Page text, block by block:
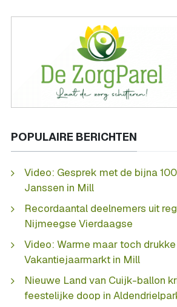
POPULAIRE BERICHTEN
Video: Gesprek met de bijna
Janssen in Mill
Recordaantal deelnemers uit
Nijmeegse Vierdaagse
Video: Warme maar toch drukke
Vakantiejaarmarkt in Mill
Nieuwe Land van Cuijk-ballon
feestelijke doop in